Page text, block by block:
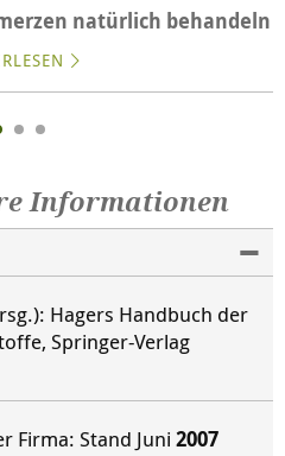
natürlich behandeln
Informationen
Hagers Handbuch der
Springer-Verlag
Firma: Stand Juni 2007